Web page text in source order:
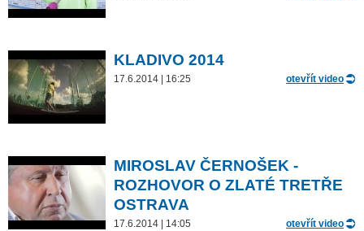
KLADIVO 2014
17.6.2014 | 16:25 otevřít video
MIROSLAV ČERNOŠEK -
ROZHOVOR O ZLATÉ TRETŘE
OSTRAVA
17.6.2014 | 14:05 otevřít video